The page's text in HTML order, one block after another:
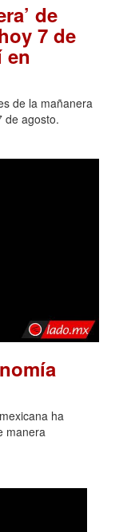
de
7 de
en
de la mañanera
de agosto.
ha
manera